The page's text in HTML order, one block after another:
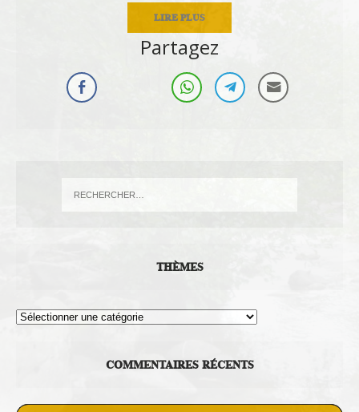
LIRE PLUS
Partagez
THÈMES
Thèmes
COMMENTAIRES RÉCENTS